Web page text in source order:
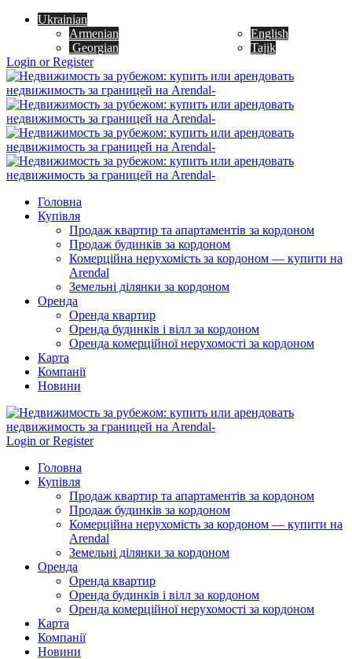
Ukrainian
Armenian
English
Georgian
Tajik
Login or Register
Головна
Купівля
Продаж квартир та апартаментів за кордоном
Продаж будинків за кордоном
Комерційна нерухомість за кордоном — купити на
Arendal
Земельні ділянки за кордоном
Оренда
Оренда квартир
Оренда будинків і вілл за кордоном
Оренда комерційної нерухомості за кордоном
Карта
Компанії
Новини
Login or Register
Головна
Купівля
Продаж квартир та апартаментів за кордоном
Продаж будинків за кордоном
Комерційна нерухомість за кордоном — купити на
Arendal
Земельні ділянки за кордоном
Оренда
Оренда квартир
Оренда будинків і вілл за кордоном
Оренда комерційної нерухомості за кордоном
Карта
Компанії
Новини